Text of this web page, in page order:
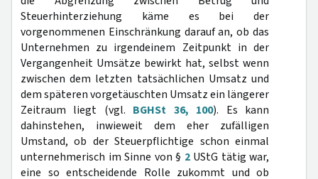
Steuerhinterziehung käme es bei der
vorgenommenen Einschränkung darauf an, ob das
Unternehmen zu irgendeinem Zeitpunkt in der
Vergangenheit Umsätze bewirkt hat, selbst wenn
zwischen dem letzten tatsächlichen Umsatz und
dem späteren vorgetäuschten Umsatz ein längerer
Zeitraum liegt (vgl. BGHSt 36, 100). Es kann
dahinstehen, inwieweit dem eher zufälligen
Umstand, ob der Steuerpflichtige schon einmal
unternehmerisch im Sinne von § 2UStG tätig war,
eine so entscheidende Rolle zukommt und ob